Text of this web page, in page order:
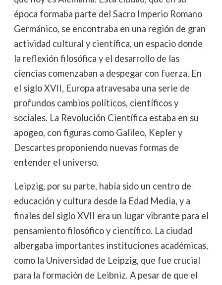
época formaba parte del Sacro Imperio Romano
Germánico, se encontraba en una región de gran
actividad cultural y científica, un espacio donde
la reflexión filosófica y el desarrollo de las
ciencias comenzaban a despegar con fuerza. En
el siglo XVII, Europa atravesaba una serie de
profundos cambios políticos, científicos y
sociales. La Revolución Científica estaba en su
apogeo, con figuras como Galileo, Kepler y
Descartes proponiendo nuevas formas de
entender el universo.
Leipzig, por su parte, había sido un centro de
educación y cultura desde la Edad Media, y a
finales del siglo XVII era un lugar vibrante para el
pensamiento filosófico y científico. La ciudad
albergaba importantes instituciones académicas,
como la Universidad de Leipzig, que fue crucial
para la formación de Leibniz. A pesar de que el